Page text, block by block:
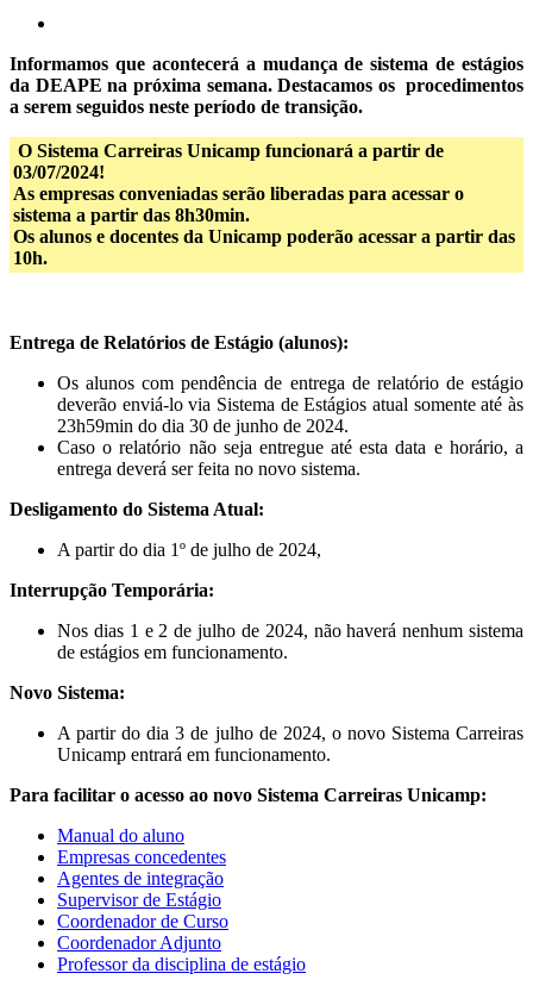
Informamos que acontecerá a mudança de sistema de estágios
da DEAPE na próxima semana. Destacamos os procedimentos
a serem seguidos neste período de transição.
O Sistema Carreiras Unicamp funcionará a partir de
03/07/2024!
As empresas conveniadas serão liberadas para acessar o
sistema a partir das 8h30min.
Os alunos e docentes da Unicamp poderão acessar a partir das
10h.
Entrega de Relatórios de Estágio (alunos):
Os alunos com pendência de entrega de relatório de estágio
deverão enviá-lo via Sistema de Estágios atual somente até às
23h59min do dia 30 de junho de 2024.
Caso o relatório não seja entregue até esta data e horário, a
entrega deverá ser feita no novo sistema.
Desligamento do Sistema Atual:
A partir do dia 1º de julho de 2024,
Interrupção Temporária:
Nos dias 1 e 2 de julho de 2024, não haverá nenhum sistema
de estágios em funcionamento.
Novo Sistema:
A partir do dia 3 de julho de 2024, o novo Sistema Carreiras
Unicamp entrará em funcionamento.
Para facilitar o acesso ao novo Sistema Carreiras Unicamp:
Manual do aluno
Empresas concedentes
Agentes de integração
Supervisor de Estágio
Coordenador de Curso
Coordenador Adjunto
Professor da disciplina de estágio